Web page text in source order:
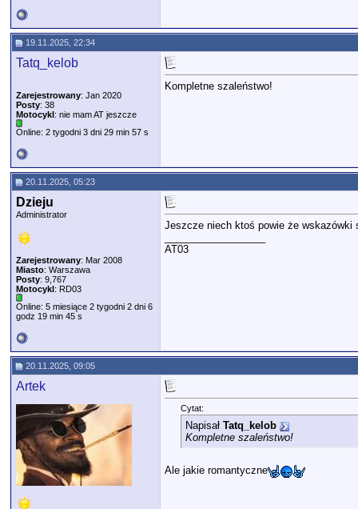
19.11.2025, 22:34
Tatq_kelob
Zarejestrowany: Jan 2020
Posty: 38
Motocykl: nie mam AT jeszcze
Online: 2 tygodni 3 dni 29 min 57 s
Kompletne szaleństwo!
20.11.2025, 05:23
Dzieju
Administrator
Zarejestrowany: Mar 2008
Miasto: Warszawa
Posty: 9,767
Motocykl: RD03
Online: 5 miesiące 2 tygodni 2 dni 6
godz 19 min 45 s
Jeszcze niech ktoś powie że wskazówki
AT03
20.11.2025, 09:05
Artek
Cytat:
Napisał Tatq_kelob
Kompletne szaleństwo!
Ale jakie romantyczne